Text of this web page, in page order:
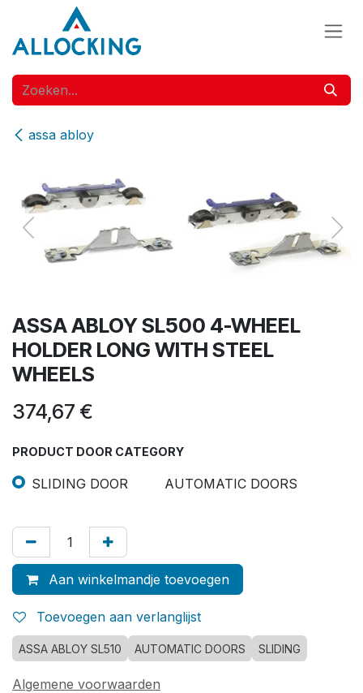
Overslaan naar inhoud
assa abloy
ASSA ABLOY SL500 4-WHEEL
HOLDER LONG WITH STEEL
WHEELS
374,67 €
PRODUCT DOOR CATEGORY
SLIDING DOOR AUTOMATIC DOORS
Aan winkelmandje toevoegen
Toevoegen aan verlanglijst
ASSA ABLOY SL510 AUTOMATIC DOORS SLIDING
Algemene voorwaarden